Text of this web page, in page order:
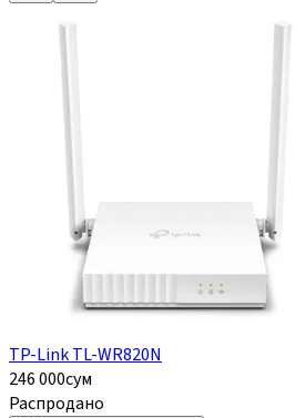
TP-Link TL-WR820N
246 000сум
Распродано